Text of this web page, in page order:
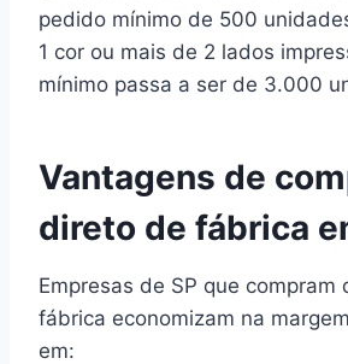
pedido mínimo de 500
1 cor ou mais de 2 lados
mínimo passa a ser de 3.000
Vantagens de
direto de fábrica
Empresas de SP que compram
fábrica economizam na
em: